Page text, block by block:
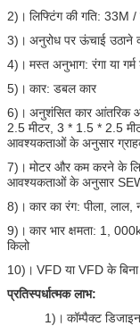
2)। लिफ्टिंग की गति: 33M
3)। अनुरोध पर ऊंचाई उठाने
4)। मस्त अनुभाग: रंगा या
5)। कार: डबल कार
6)। अनुशंसित कार आंतरिक
2.5 मीटर, 3 * 1.5 * 2.5
आवश्यकताओं के अनुसार
7)। मोटर और कम करने के लिए
आवश्यकताओं के अनुसार
8)। कार का रंग: पीला,
9)। कार भार क्षमता: 1,
किलो
10)। VFD या VFD के बिना
प्रतिस्पर्धात्मक लाभ:
1)। कॉम्पैक्ट